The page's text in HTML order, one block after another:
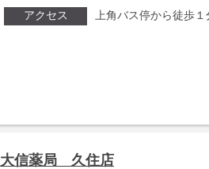
アクセス 上角バス停から徒歩１
大信薬局 久住店